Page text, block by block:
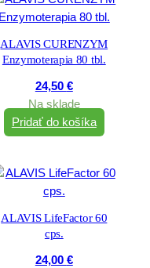
ALAVIS CURENZYM
Enzymoterapia 80 tbl.
24,50 €
Na sklade
Pridať do košíka
ALAVIS LifeFactor 60
cps.
24,00 €